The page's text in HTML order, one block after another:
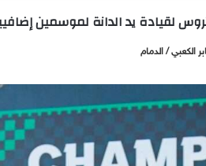
لقيادة يد الدانة لموسمين
الكعبي / الدمام